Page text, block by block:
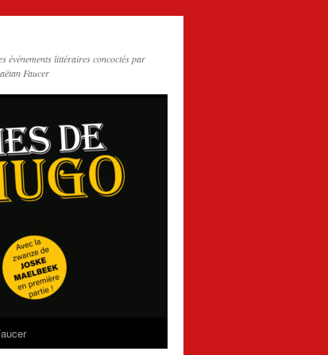
évènements littéraires concoctés par
Faucer